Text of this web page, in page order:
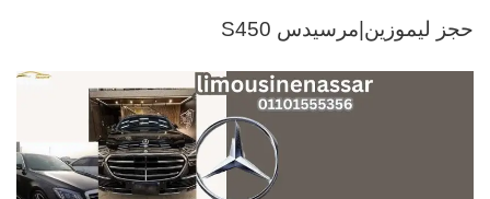
حجز ليموزين|مرسيدس S450